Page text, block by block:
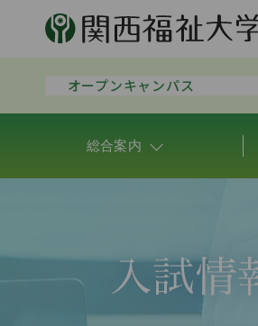
オープンキャンパス
総合案内